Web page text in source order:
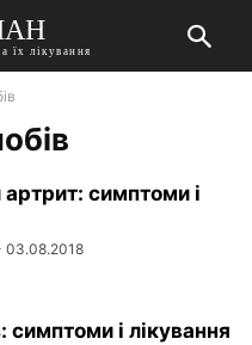
їх лікування
артрит: симптоми і
03.08.2018
симптоми і лікування